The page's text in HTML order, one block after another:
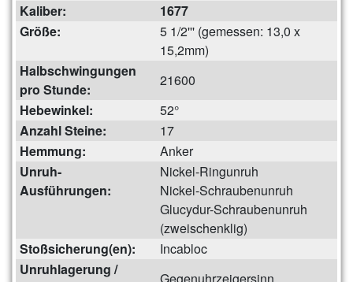
Kaliber:
1677
Größe:
5 1/2''' (gemessen: 13,0 x
15,2mm)
Halbschwingungen
pro Stunde:
21600
Hebewinkel:
52°
Anzahl Steine:
17
Hemmung:
Anker
Unruh-
Ausführungen:
Nickel-Ringunruh
Nickel-Schraubenunruh
Glucydur-Schraubenunruh
(zweischenklig)
Stoßsicherung(en):
Incabloc
Unruhlagerung /
Gegenuhrzeigersinn